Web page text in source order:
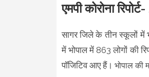
एमपी कोरोना
सागर जिले के तीन स्कूलों में
में भोपाल में 863 लोगों की
पॉजिटिव आए हैं। भोपाल की